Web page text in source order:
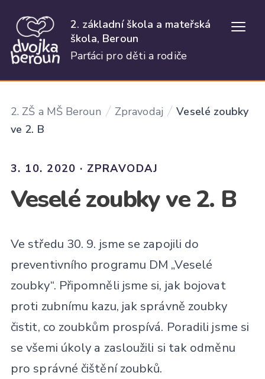
2. základní škola a mateřská
škola, Beroun
Parťáci pro děti a rodiče
2. ZŠ a MŠ Beroun Zpravodaj
Veselé zoubky
ve 2. B
3. 10. 2020 · ZPRAVODAJ
Veselé zoubky ve 2. B
Ve středu 30. 9. jsme se zapojili do
preventivního programu DM „Veselé
zoubky“. Připomněli jsme si, jak bojovat
proti zubnímu kazu, jak správně zoubky
čistit, co zoubkům prospívá. Poradili jsme si
se všemi úkoly a zasloužili si tak odměnu
pro správné čištění zoubků.